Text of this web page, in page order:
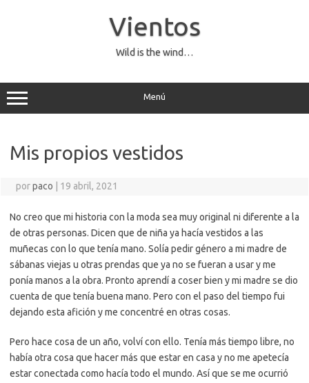
Vientos
Wild is the wind…
Menú
Mis propios vestidos
porpaco 19 abril, 2021
No creo que mi historia con la moda sea muy original ni diferente a la
de otras personas. Dicen que de niña ya hacía vestidos a las
muñecas con lo que tenía mano. Solía pedir género a mi madre de
sábanas viejas u otras prendas que ya no se fueran a usar y me
ponía manos a la obra. Pronto aprendí a coser bien y mi madre se dio
cuenta de que tenía buena mano. Pero con el paso del tiempo fui
dejando esta afición y me concentré en otras cosas.
Pero hace cosa de un año, volví con ello. Tenía más tiempo libre, no
había otra cosa que hacer más que estar en casa y no me apetecía
estar conectada como hacía todo el mundo. Así que se me ocurrió